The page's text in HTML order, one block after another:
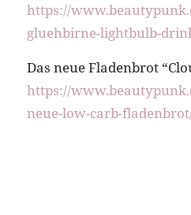
https://
gluehbirne-lightbulb-
Das neue Fladenbrot
https://
neue-low-carb-